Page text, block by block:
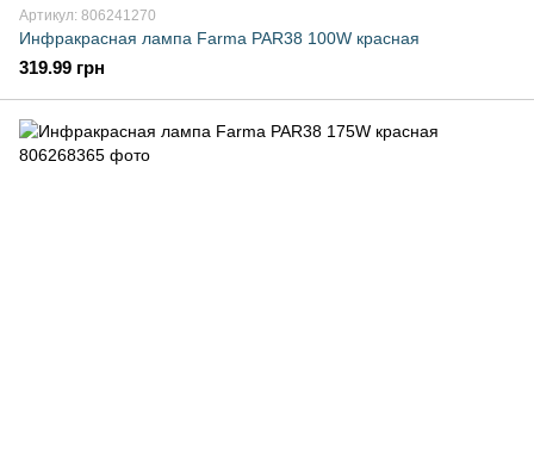
Артикул: 806241270
Инфракрасная лампа Farma PAR38 100W красная
319.99 грн